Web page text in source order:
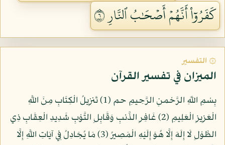
كَفَرُوٓاْ أَنَّهُمۡ أَصۡحَٰبُ ٱلنَّارِ ٦
۞ التفسير
الميزان في تفسير القرآن
بِسْمِ اللّهِ الرَّحْمنِ الرَّحِيمِ حم (1) تَنزِيلُ الْكِتَابِ مِنَ اللَّهِ
الْعَزِيزِ الْعَلِيمِ (2) غَافِرِ الذَّنبِ وَقَابِلِ التَّوْبِ شَدِيدِ الْعِقَابِ ذِي
الطَّوْلِ لَا إِلَهَ إِلَّا هُوَ إِلَيْهِ الْمَصِيرُ (3) مَا يُجَادِلُ فِي آيَاتِ اللَّهِ إِلَّا